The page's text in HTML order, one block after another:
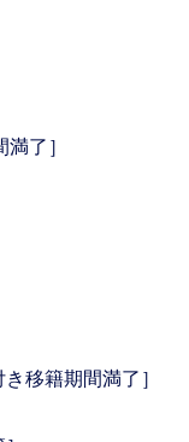
了］
移籍期間満了］